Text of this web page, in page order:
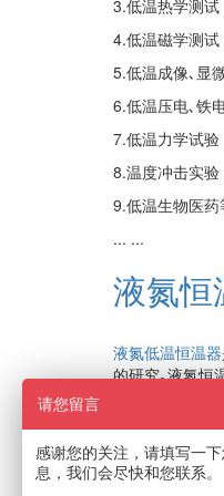
3.低温热学测试
4.低温磁学测试
5.低温成像､显
6.低温压电､铁
7.低温力学试验
8.温度冲击实验
9.低温生物医药
... ...
液氮恒
液氮低温恒温器
的研究｡液氮恒
液氮低
没有找
请您留言
感谢您的关注，请填写一
息，我们会尽快和您联系。